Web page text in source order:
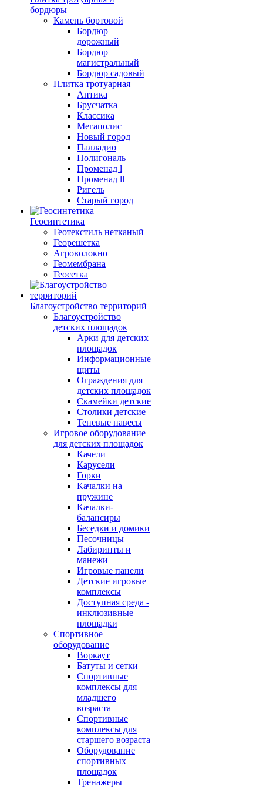
бордюры
Камень бортовой
Бордюр
дорожный
Бордюр
магистральный
Бордюр садовый
Плитка тротуарная
Антика
Брусчатка
Классика
Мегаполис
Новый город
Палладио
Полигональ
Променад l
Променад ll
Ригель
Старый город
Геосинтетика
Геотекстиль нетканый
Георешетка
Агроволокно
Геомембрана
Геосетка
Благоустройство территорий
Благоустройство
детских площадок
Арки для детских
площадок
Информационные
щиты
Ограждения для
детских площадок
Скамейки детские
Столики детские
Теневые навесы
Игровое оборудование
для детских площадок
Качели
Карусели
Горки
Качалки на
пружине
Качалки-
балансиры
Беседки и домики
Песочницы
Лабиринты и
манежи
Игровые панели
Детские игровые
комплексы
Доступная среда -
инклюзивные
площадки
Спортивное
оборудование
Воркаут
Батуты и сетки
Спортивные
комплексы для
младшего
возраста
Спортивные
комплексы для
старшего возраста
Оборудование
спортивных
площадок
Тренажеры